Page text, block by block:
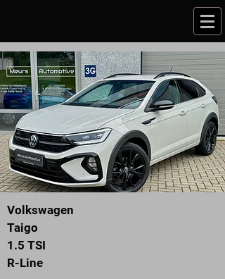
Volkswagen
Taigo
1.5 TSI
R-Line